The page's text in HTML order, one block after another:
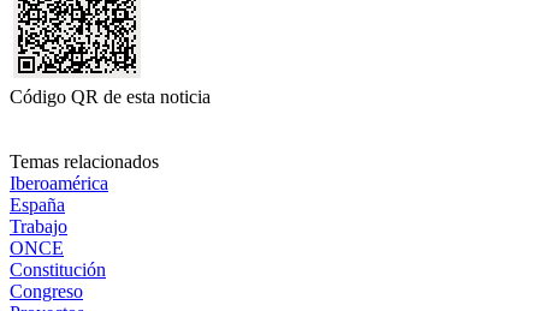
Código QR de esta noticia
Temas relacionados
Iberoamérica
España
Trabajo
ONCE
Constitución
Congreso